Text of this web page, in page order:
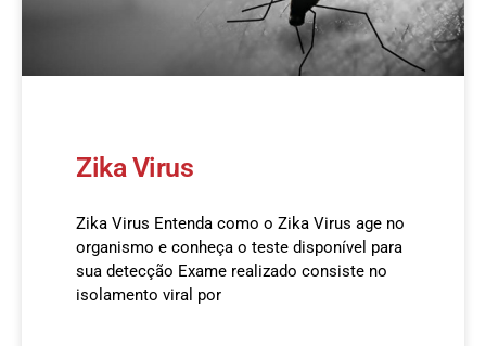
Zika Virus
Zika Virus Entenda como o Zika Virus age no
organismo e conheça o teste disponível para
sua detecção Exame realizado consiste no
isolamento viral por